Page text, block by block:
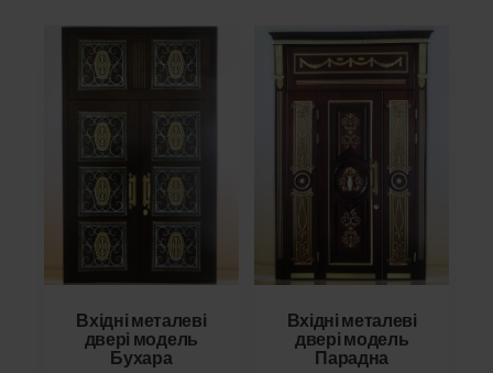
Вхідні металеві
двері модель
Бухара
Вхідні металеві
двері модель
Парадна